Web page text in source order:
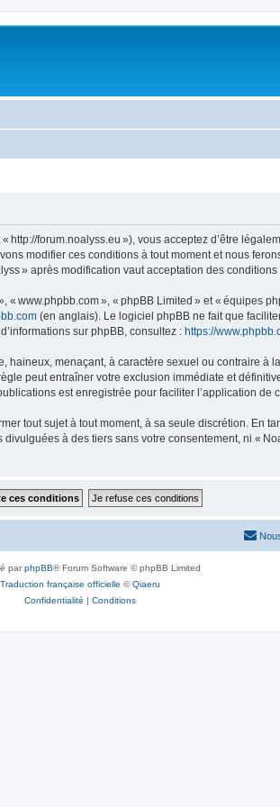
http://forum.noalyss.eu »), vous acceptez d’être
modifier ces conditions à tout moment et nous
» après modification vaut acceptation des conditions
www.phpbb.com », « phpBB Limited » et « équipes
(en anglais). Le logiciel phpBB ne fait que
sur phpBB, consultez : https://
menaçant, à caractère sexuel ou contraire à
peut entraîner votre exclusion immédiate et
est enregistrée pour faciliter l’application de
tout sujet à tout moment, à sa seule discrétion. En
à des tiers sans votre consentement, ni «
parphpBB® Forum Software © phpBB Limited
Traduction française officielle ©Qiaeru
Confidentialité | Conditions